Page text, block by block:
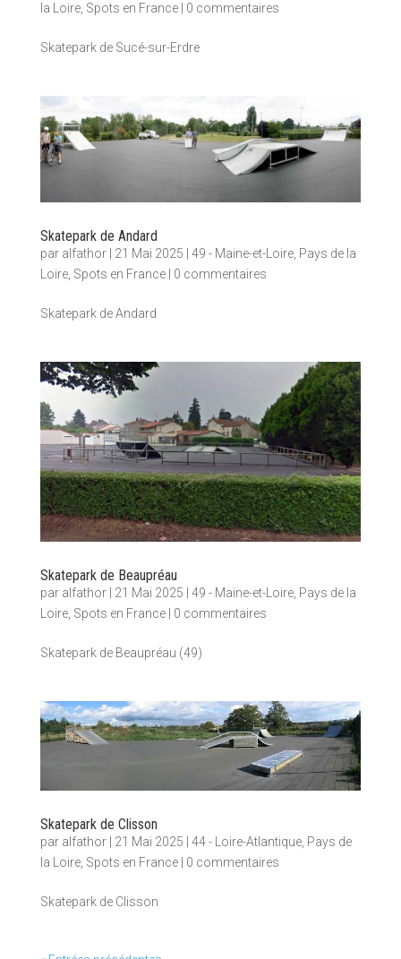
la Loire, Spots en France| 0 commentaires
Skatepark de Sucé-sur-Erdre
Skatepark de Andard
par alfathor| 21 Mai 2025 49 - Maine-et-Loire, Pays de la
Loire, Spots en France| 0 commentaires
Skatepark de Andard
Skatepark de Beaupréau
par alfathor| 21 Mai 2025 49 - Maine-et-Loire, Pays de la
Loire, Spots en France| 0 commentaires
Skatepark de Beaupréau (49)
Skatepark de Clisson
par alfathor| 21 Mai 2025 44 - Loire-Atlantique, Pays de
la Loire, Spots en France| 0 commentaires
Skatepark de Clisson